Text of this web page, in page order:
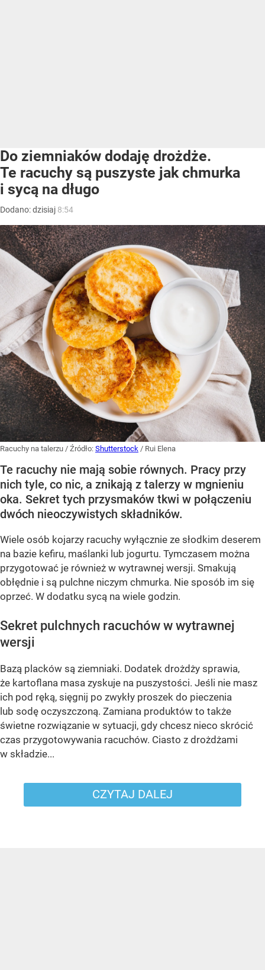
Do ziemniaków dodaję drożdże.
Te racuchy są puszyste jak chmurka
i sycą na długo
Dodano:dzisiaj 8:54
Racuchy na talerzu / Źródło: Shutterstock / Rui Elena
Te racuchy nie mają sobie równych. Pracy przy
nich tyle, co nic, a znikają z talerzy w mgnieniu
oka. Sekret tych przysmaków tkwi w połączeniu
dwóch nieoczywistych składników.
Wiele osób kojarzy racuchy wyłącznie ze słodkim deserem
na bazie kefiru, maślanki lub jogurtu. Tymczasem można
przygotować je również w wytrawnej wersji. Smakują
obłędnie i są pulchne niczym chmurka. Nie sposób im się
oprzeć. W dodatku sycą na wiele godzin.
Sekret pulchnych racuchów w wytrawnej
wersji
Bazą placków są ziemniaki. Dodatek drożdży sprawia,
że kartoflana masa zyskuje na puszystości. Jeśli nie masz
ich pod ręką, sięgnij po zwykły proszek do pieczenia
lub sodę oczyszczoną. Zamiana produktów to także
świetne rozwiązanie w sytuacji, gdy chcesz nieco skrócić
czas przygotowywania racuchów. Ciasto z drożdżami
w składzie...
CZYTAJ DALEJ